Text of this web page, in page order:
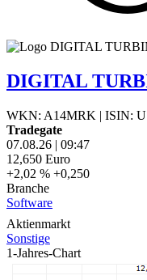
DIGITAL
WKN: A14MRK | ISIN:
Tradegate
07.08.26 | 09:47
12,650 Euro
+2,02 % +0,250
Branche
Software
Aktienmarkt
Sonstige
1-Jahres-Chart